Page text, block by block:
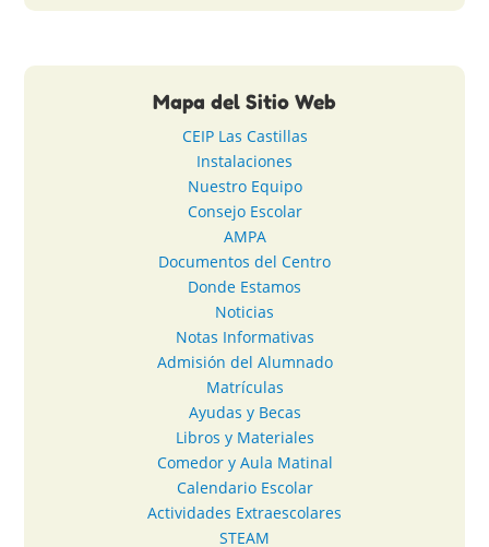
Mapa del Sitio Web
CEIP Las Castillas
Instalaciones
Nuestro Equipo
Consejo Escolar
AMPA
Documentos del Centro
Donde Estamos
Noticias
Notas Informativas
Admisión del Alumnado
Matrículas
Ayudas y Becas
Libros y Materiales
Comedor y Aula Matinal
Calendario Escolar
Actividades Extraescolares
STEAM